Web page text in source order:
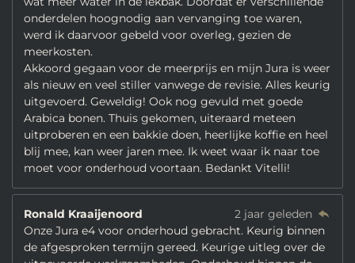
onderdelen hoognodig aan vervanging toe waren,
werd ik daarvoor gebeld voor overleg, gezien de
meerkosten.
Akkoord gegaan voor de meerprijs en mijn Jura is weer
als nieuw en veel stiller vanwege de revisie. Alles keurig
uitgevoerd. Geweldig! Ook nog gevuld met goede
Arabica bonen. Thuis gekomen, uiteraard meteen
uitproberen en een bakkie doen, heerlijke koffie en heel
blij mee, kan weer jaren mee. Ik weet waar ik naar toe
moet voor onderhoud voortaan. Bedankt Vitelli!
Ronald Kraaijenoord
2 jaar geleden
Onze Jura e4 voor onderhoud gebracht. Keurig binnen
de afgesproken termijn gereed. Keurige uitleg over de